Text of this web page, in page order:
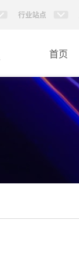
行业站点
首页